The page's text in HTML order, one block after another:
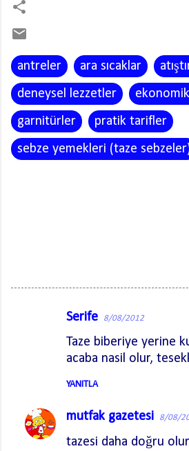
antreler ara sıcaklar
deneysel lezzetler
garnitürler
pratik tarifler
sebze yemekleri (taze
l
a
Serife 8/08/2012
Taze biberiye yerine
acaba nasil olur,
YANITLA
mutfak gazetesi 8/08/
tazesi daha doğru